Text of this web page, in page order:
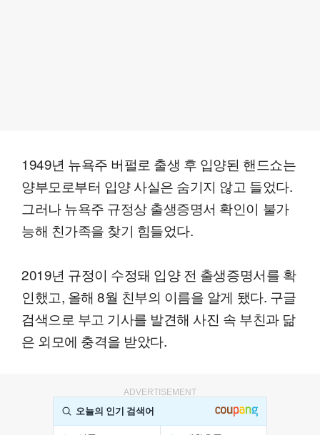
1949년 뉴욕주 버펄로 출생 후 입양된 핸드쇼는
양부모로부터 입양 사실은 숨기지 않고 들었다.
그러나 뉴욕주 규정상 출생증명서 확인이 불가
능해 친가족을 찾기 힘들었다.
2019년 규정이 수정돼 입양 전 출생증명서를 확
인했고, 올해 8월 친부의 이름을 알게 됐다. 구글
검색으로 부고 기사를 발견해 사진 속 부친과 닮
은 외모에 충격을 받았다.
ADVERTISEMENT